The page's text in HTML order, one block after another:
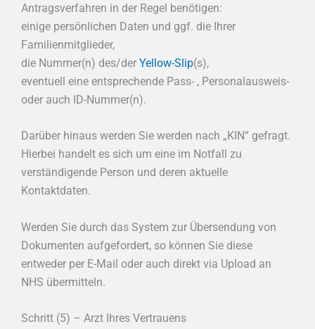
Antragsverfahren in der Regel benötigen:
einige persönlichen Daten und ggf. die Ihrer
Familienmitglieder,
die Nummer(n) des/der Yellow-Slip(s),
eventuell eine entsprechende Pass- , Personalausweis-
oder auch ID-Nummer(n).
Darüber hinaus werden Sie werden nach „KIN“ gefragt.
Hierbei handelt es sich um eine im Notfall zu
verständigende Person und deren aktuelle
Kontaktdaten.
Werden Sie durch das System zur Übersendung von
Dokumenten aufgefordert, so können Sie diese
entweder per E-Mail oder auch direkt via Upload an
NHS übermitteln.
Schritt (5) – Arzt Ihres Vertrauens